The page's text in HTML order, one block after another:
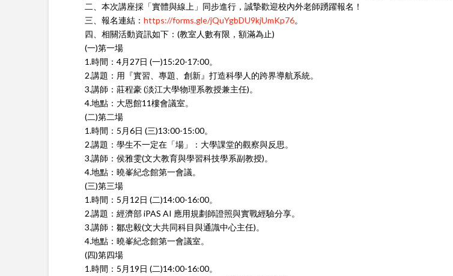
二 、本次講座採「實體與線上」同步進行，誠摯歡迎校內外老師踴躍報名！
三、報名連結： https://forms.gle/jQuYgbDU9kjUmKp76。
四 、相關活動資訊如下：(教室人數有限，額滿為止)
(一)第一場
1.時間：4月27日 (一)15:20-17:00。
2.講題：用『實習、專題、創新』打造科學人的跨界導航系統。
3.講師：莊程豪 (淡江大學物理系教授兼主任)。
4.地點：大恩館11樓會議室。
(二)第二場
1.時間：5月6日 (三)13:00-15:00。
2.講題：學生不一定在「場」：大學課堂的觀察與反思。
3.講師：侯雅雯(文大教育與學習科技學系副教授)。
4.地點：曉峯紀念館第一會議。
(三)第三場
1.時間：5月12日 (二)14:00-16:00。
2.講題：經濟部 iPAS AI 應用規劃師證照與實戰經驗分享。
3.講師：鄒忠毅(文大共同科目與通識中心主任)。
4.地點：曉峯紀念館第一會議室。
(四)第四場
1.時間：5月19日 (二)14:00-16:00。